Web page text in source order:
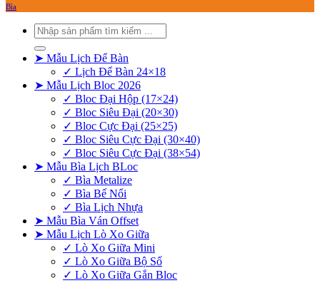
Bìa
Tìm
kiếm:
➤ Mẫu Lịch Để Bàn
✓ Lịch Để Bàn 24×18
➤ Mẫu Lịch Bloc 2026
✓ Bloc Đại Hộp (17×24)
✓ Bloc Siêu Đại (20×30)
✓ Bloc Cực Đại (25×25)
✓ Bloc Siêu Cực Đại (30×40)
✓ Bloc Siêu Cực Đại (38×54)
➤ Mẫu Bìa Lịch BLoc
✓ Bìa Metalize
✓ Bìa Bế Nổi
✓ Bìa Lịch Nhựa
➤ Mẫu Bìa Ván Offset
➤ Mẫu Lịch Lò Xo Giữa
✓ Lò Xo Giữa Mini
✓ Lò Xo Giữa Bộ Số
✓ Lò Xo Giữa Gắn Bloc